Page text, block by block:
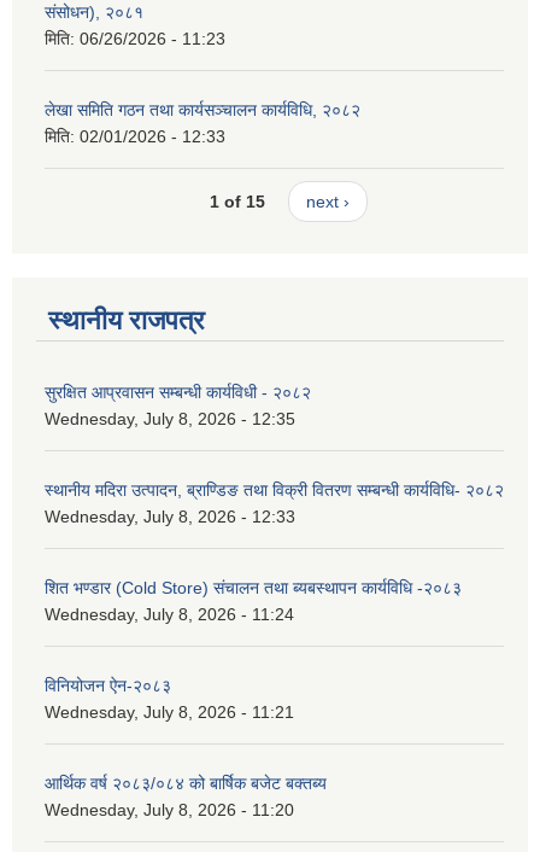
संसोधन), २०८१
मिति: 06/26/2026 - 11:23
लेखा समिति गठन तथा कार्यसञ्चालन कार्यविधि, २०८२
मिति: 02/01/2026 - 12:33
1 of 15 next ›
स्थानीय राजपत्र
सुरक्षित आप्रवासन सम्बन्धी कार्यविधी - २०८२
Wednesday, July 8, 2026 - 12:35
स्थानीय मदिरा उत्पादन, ब्राण्डिङ तथा विक्री वितरण सम्बन्धी कार्यविधि- २०८२
Wednesday, July 8, 2026 - 12:33
शित भण्डार (Cold Store) संचालन तथा ब्यबस्थापन कार्यविधि -२०८३
Wednesday, July 8, 2026 - 11:24
विनियोजन ऐन-२०८३
Wednesday, July 8, 2026 - 11:21
आर्थिक वर्ष २०८३/०८४ को बार्षिक बजेट बक्तब्य
Wednesday, July 8, 2026 - 11:20